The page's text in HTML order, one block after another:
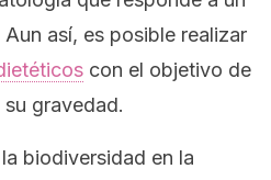
así, es posible realizar
con el objetivo de
gravedad.
biodiversidad en la